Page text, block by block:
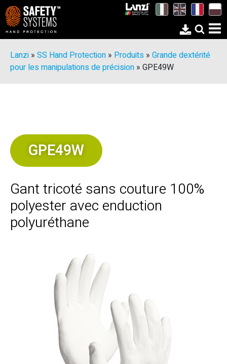
Lanzi » SS Hand Protection » Produits » Grande dextérité
pour les manipulations de précision » GPE49W
GPE49W
Gant tricoté sans couture 100%
polyester avec enduction
polyuréthane